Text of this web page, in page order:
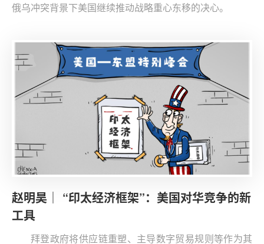
俄乌冲突背景下美国继续推动战略重心东移的决心。
赵明昊｜ “印太经济框架”：美国对华竞争的新
工具
拜登政府将供应链重塑、主导数字贸易规则等作为其